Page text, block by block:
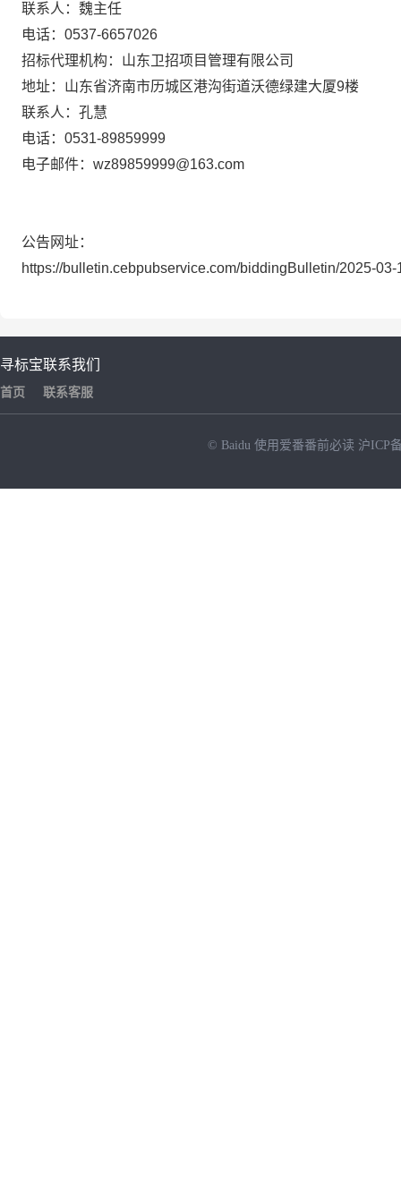
联系人：魏主任
电话： 0537-6657026
招标代理机构：山东卫招项目管理有限公司
地址：山东省济南市历城区港沟街道沃德绿建大厦9楼
联系人：孔慧
电话： 0531-89859999
电子邮件： wz89859999@163.com
公告网址：
https://bulletin.cebpubservice.com/biddingBulletin/2025-
寻标宝
首页
联系我们
联系客服
© Baidu 使用爱番番前必读 沪ICP